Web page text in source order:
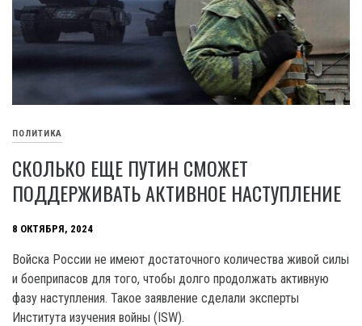
ПОЛИТИКА
СКОЛЬКО ЕЩЕ ПУТИН СМОЖЕТ
ПОДДЕРЖИВАТЬ АКТИВНОЕ НАСТУПЛЕНИЕ
8 ОКТЯБРЯ, 2024
Войска России не имеют достаточного количества живой силы
и боеприпасов для того, чтобы долго продолжать активную
фазу наступления. Такое заявление сделали эксперты
Института изучения войны (ISW).